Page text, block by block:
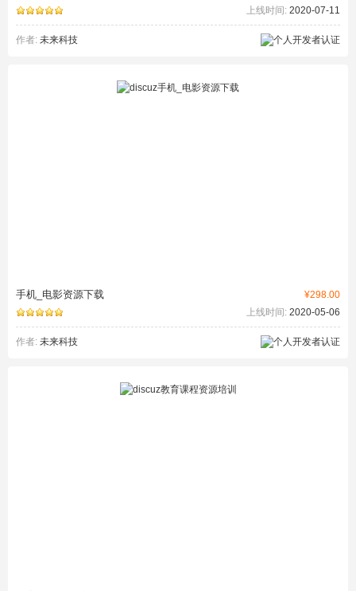
上线时间: 2020-07-11
作者: 未来科技
¥298.00
手机_电影资源下载
上线时间: 2020-05-06
作者: 未来科技